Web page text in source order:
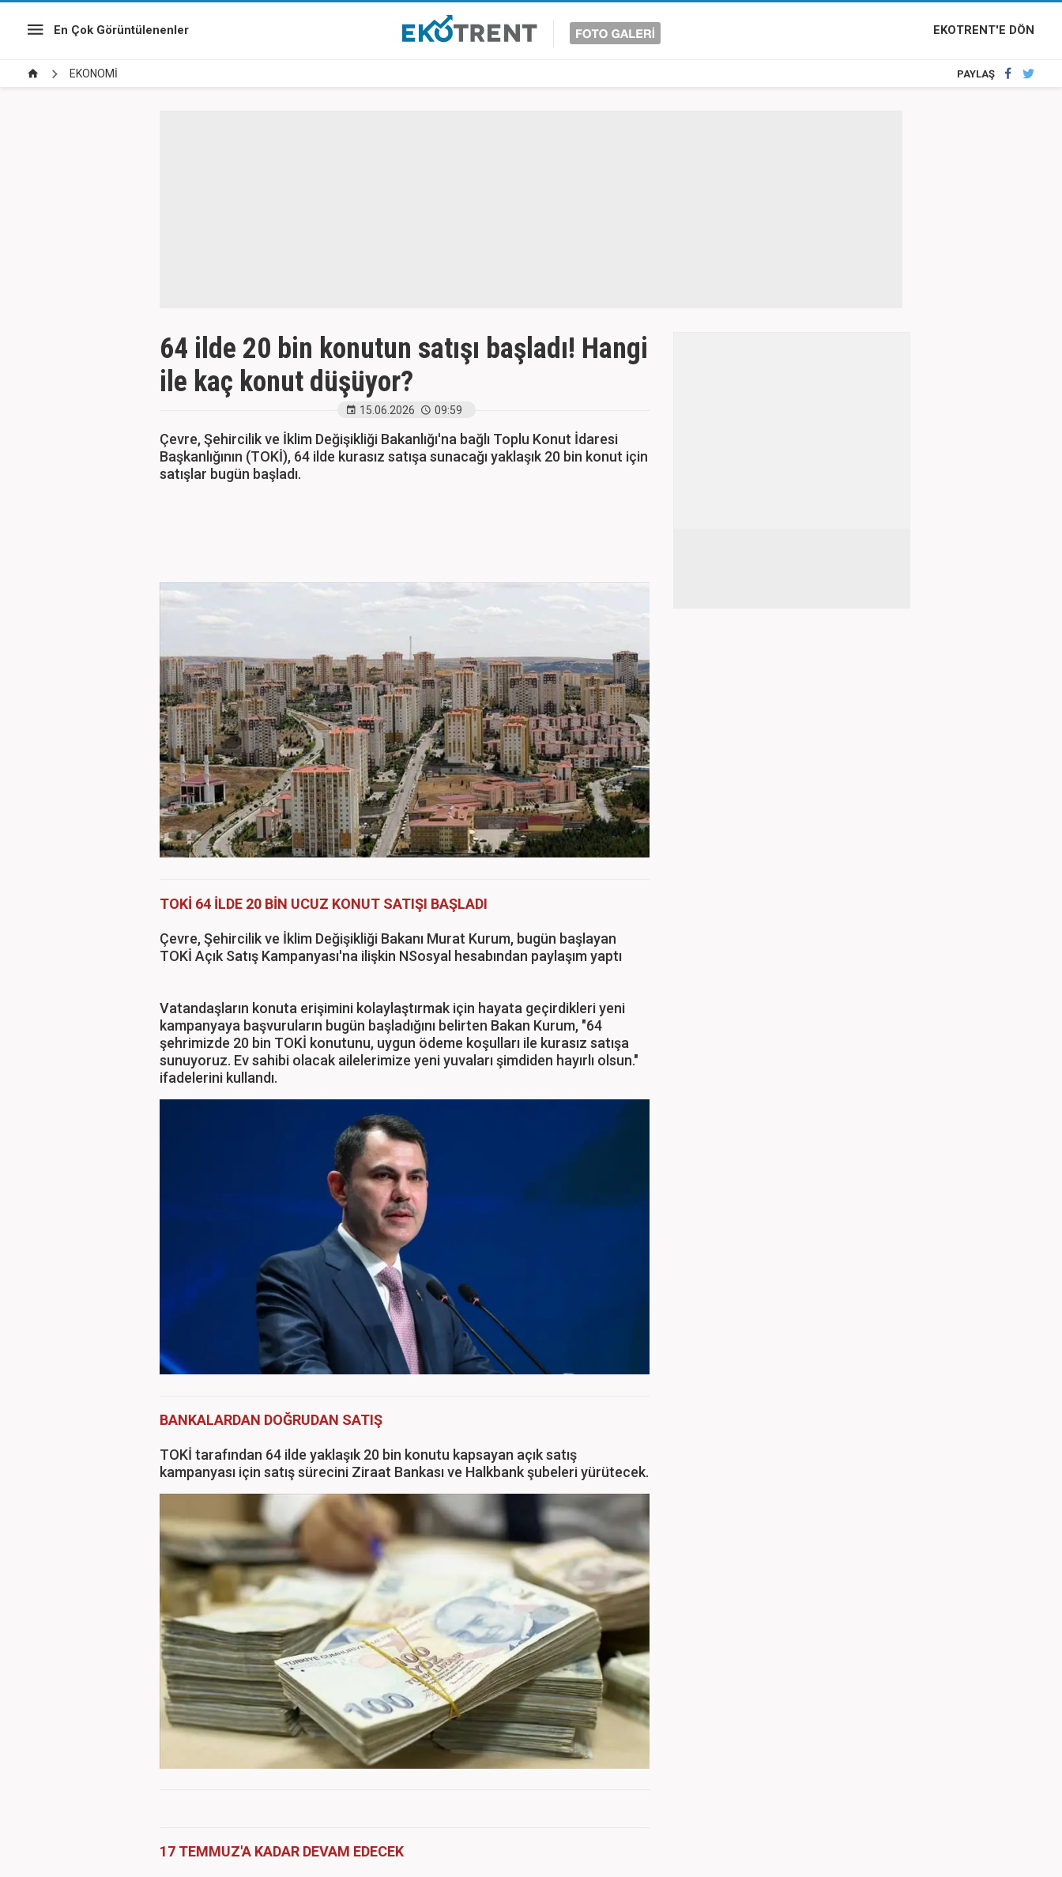
En Çok Görüntülenenler EKOTRENT'E DÖN
EKONOMİ PAYLAŞ
64 ilde 20 bin konutun satışı başladı! Hangi
ile kaç konut düşüyor?
15.06.2026 09:59
Çevre, Şehircilik ve İklim Değişikliği Bakanlığı'na bağlı Toplu Konut İdaresi
Başkanlığının (TOKİ), 64 ilde kurasız satışa sunacağı yaklaşık 20 bin konut için
satışlar bugün başladı.
TOKİ 64 İLDE 20 BİN UCUZ KONUT SATIŞI BAŞLADI
Çevre, Şehircilik ve İklim Değişikliği Bakanı Murat Kurum, bugün başlayan
TOKİ Açık Satış Kampanyası'na ilişkin NSosyal hesabından paylaşım yaptı
Vatandaşların konuta erişimini kolaylaştırmak için hayata geçirdikleri yeni
kampanyaya başvuruların bugün başladığını belirten Bakan Kurum, "64
şehrimizde 20 bin TOKİ konutunu, uygun ödeme koşulları ile kurasız satışa
sunuyoruz. Ev sahibi olacak ailelerimize yeni yuvaları şimdiden hayırlı olsun."
ifadelerini kullandı.
BANKALARDAN DOĞRUDAN SATIŞ
TOKİ tarafından 64 ilde yaklaşık 20 bin konutu kapsayan açık satış
kampanyası için satış sürecini Ziraat Bankası ve Halkbank şubeleri yürütecek.
17 TEMMUZ'A KADAR DEVAM EDECEK